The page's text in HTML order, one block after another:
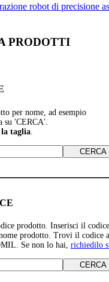
robot di precisione
PRODOTTI
per nome, ad esempio
su 'CERCA'.
taglia
prodotto. Inserisci il
prodotto. Trovi il codice
Se non lo hai, richiedilo